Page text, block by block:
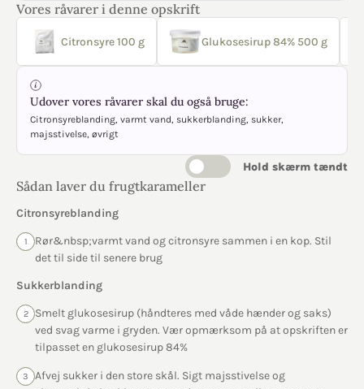
Vores råvarer i denne opskrift
Citronsyre 100 g Glukosesirup 84% 500 g
Udover vores råvarer skal du også bruge:
Citronsyreblanding, varmt vand, sukkerblanding, sukker,
majsstivelse, øvrigt
Hold skærm tændt
Sådan laver du frugtkarameller
Citronsyreblanding
1
Rør&nbsp;varmt vand og citronsyre sammen i en kop. Stil
det til side til senere brug
Sukkerblanding
2
Smelt glukosesirup (håndteres med våde hænder og saks)
ved svag varme i gryden. Vær opmærksom på at opskriften er
tilpasset en glukosesirup 84%
3
Afvej sukker i den store skål. Sigt majsstivelse og